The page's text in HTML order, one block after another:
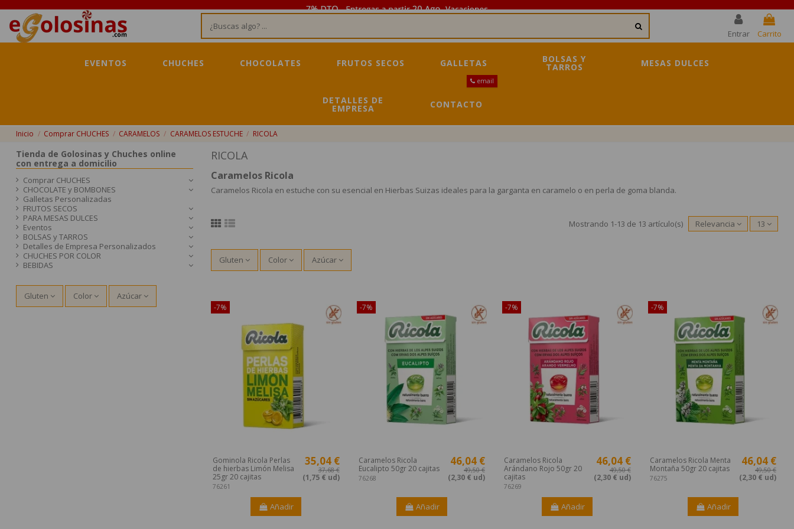
Entrar Carrito
EVENTOS CHUCHES CHOCOLATES FRUTOS SECOS GALLETAS BOLSAS Y
TARROS MESAS DULCES
DETALLES DE
EMPRESA CONTACTO
email
Inicio Comprar CHUCHES CARAMELOS CARAMELOS ESTUCHE RICOLA
RICOLA
Caramelos Ricola
Caramelos Ricola en estuche con su esencial en Hierbas Suizas ideales para la garganta en caramelo o en perla de goma blanda.
Mostrando 1-13 de 13 artículo(s) Relevancia 13
Gluten Color Azúcar
-7%
Gominola Ricola Perlas
de hierbas Limón Melisa
25gr 20 cajitas
76261
35,04 €
37,68 €
(1,75 € ud)
Añadir
-7%
Caramelos Ricola
Eucalipto 50gr 20 cajitas
76268
46,04 €
49,50 €
(2,30 € ud)
Añadir
-7%
Caramelos Ricola
Arándano Rojo 50gr 20
cajitas
76269
46,04 €
49,50 €
(2,30 € ud)
Añadir
-7%
Caramelos Ricola Menta
Montaña 50gr 20 cajitas
76275
46,04 €
49,50 €
(2,30 € ud)
Añadir
Tienda de Golosinas y Chuches online
con entrega a domicilio
Comprar CHUCHES
CHOCOLATE y BOMBONES
Galletas Personalizadas
FRUTOS SECOS
PARA MESAS DULCES
Eventos
BOLSAS y TARROS
Detalles de Empresa Personalizados
CHUCHES POR COLOR
BEBIDAS
Gluten Color Azúcar